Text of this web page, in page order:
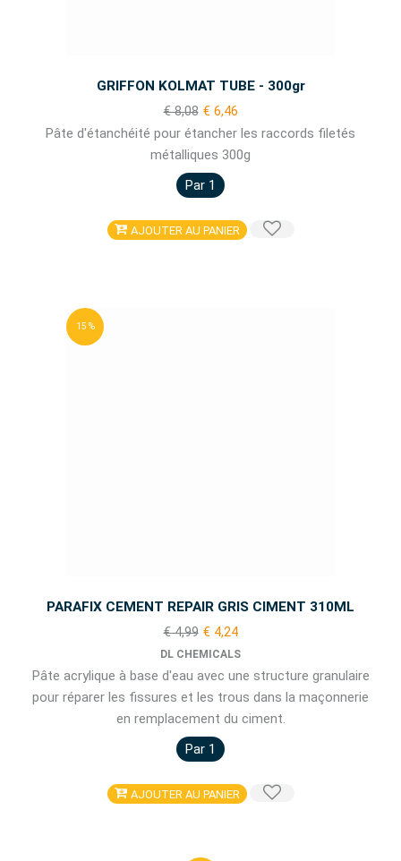
GRIFFON KOLMAT TUBE - 300gr
€ 8,08 € 6,46
Pâte d'étanchéité pour étancher les raccords filetés
métalliques 300g
Par 1
AJOUTER AU PANIER
15 %
PARAFIX CEMENT REPAIR GRIS CIMENT 310ML
€ 4,99 € 4,24
DL CHEMICALS
Pâte acrylique à base d'eau avec une structure granulaire
pour réparer les fissures et les trous dans la maçonnerie
en remplacement du ciment.
Par 1
AJOUTER AU PANIER